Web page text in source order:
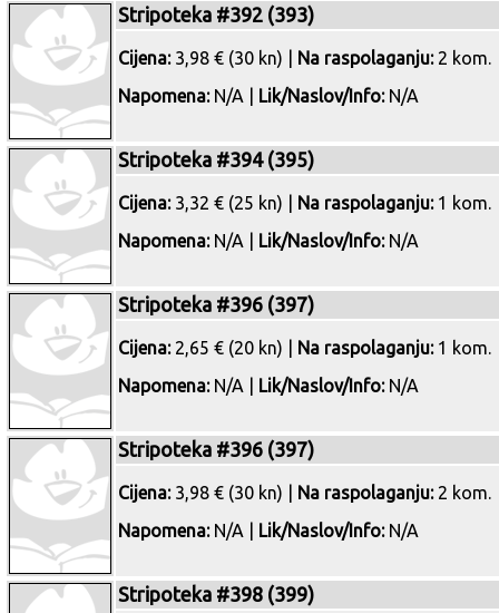
Stripoteka #392 (393)
Cijena:3,98 € (30 kn) | Na raspolaganju:2 kom.
Napomena:N/A | Lik/Naslov/Info:N/A
Stripoteka #394 (395)
Cijena:3,32 € (25 kn) | Na raspolaganju:1 kom.
Napomena:N/A | Lik/Naslov/Info:N/A
Stripoteka #396 (397)
Cijena:2,65 € (20 kn) | Na raspolaganju:1 kom.
Napomena:N/A | Lik/Naslov/Info:N/A
Stripoteka #396 (397)
Cijena:3,98 € (30 kn) | Na raspolaganju:2 kom.
Napomena:N/A | Lik/Naslov/Info:N/A
Stripoteka #398 (399)